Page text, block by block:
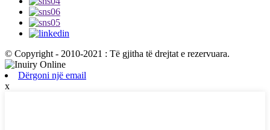
© Copyright - 2010-2021 : Të gjitha të drejtat e rezervuara.
Dërgoni një email
x